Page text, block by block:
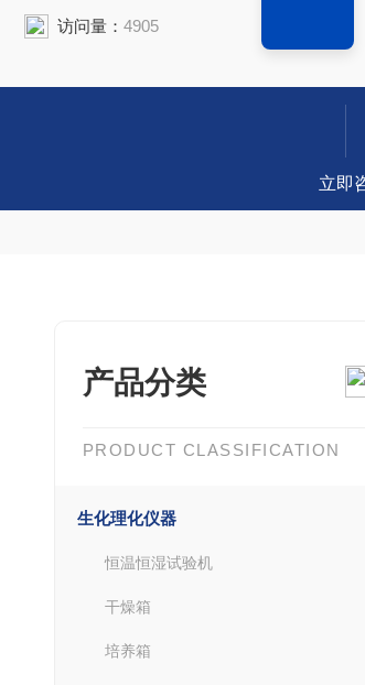
访问量： 4905
立即
产品分类
PRODUCT CLASSIFICATION
生化理化仪器
恒温恒湿试验机
干燥箱
培养箱